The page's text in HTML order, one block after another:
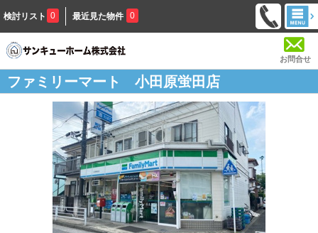
検討リスト 0 最近見た物件 0
お問合せ
ファミリーマート 小田原蛍田店